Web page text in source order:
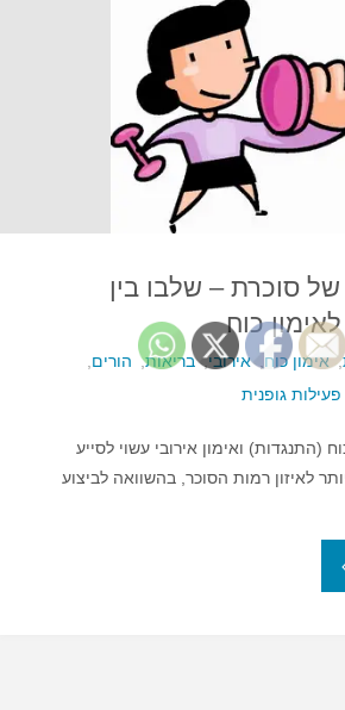
של סוכרת – שלבו בין
כוח
,אימון כוח ,אירובי,בריאות, הורים
פעילות גופנית
(התנגדות) ואימון אירובי עשוי לסייע
לאיזון רמות הסוכר, בהשוואה לביצוע